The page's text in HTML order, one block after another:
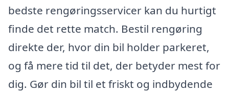
bedste rengøringsservicer kan du hurtigt
finde det rette match. Bestil rengøring
direkte der, hvor din bil holder parkeret,
og få mere tid til det, der betyder mest for
dig. Gør din bil til et friskt og indbydende